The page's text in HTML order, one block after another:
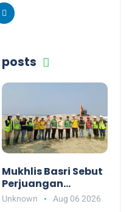
Mukhlis Basri Sebut
Perjuangan
Anggaran Abrasi
Pesisir Barat Tidak
Unknown Aug 06 2026